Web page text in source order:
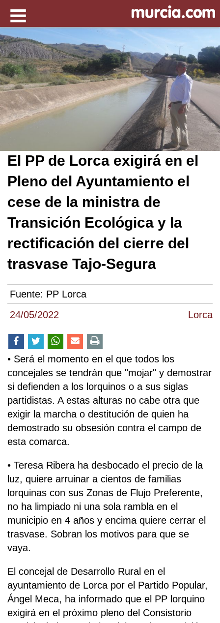
24/05/2022 Lorca
El PP de Lorca exigirá en el
Pleno del Ayuntamiento el
cese de la ministra de
Transición Ecológica y la
rectificación del cierre del
trasvase Tajo-Segura
Fuente: PP Lorca
• Será el momento en el que todos los
concejales se tendrán que "mojar" y demostrar
si defienden a los lorquinos o a sus siglas
partidistas. A estas alturas no cabe otra que
exigir la marcha o destitución de quien ha
demostrado su obsesión contra el campo de
esta comarca.
• Teresa Ribera ha desbocado el precio de la
luz, quiere arruinar a cientos de familias
lorquinas con sus Zonas de Flujo Preferente,
no ha limpiado ni una sola rambla en el
municipio en 4 años y encima quiere cerrar el
trasvase. Sobran los motivos para que se
vaya.
El concejal de Desarrollo Rural en el
ayuntamiento de Lorca por el Partido Popular,
Ángel Meca, ha informado que el PP lorquino
exigirá en el próximo pleno del Consistorio